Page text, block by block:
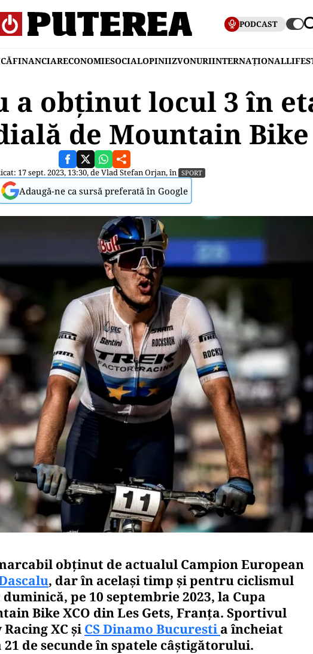
PODCAST
FINANCIARECONOMIESOCIALOPINIIZVONURIINTERNAȚIONAL
a obținut locul 3 în
de Mountain Bike
17 sept. 2023, 13:30, deVlad Stefan Orjan, în SPORT
Adaugă-ne ca sursă preferată în Google
obținut de actualul Campion European
, dar în același timp și pentru ciclismul
pe 10 septembrie 2023, la Cupa
Bike XCO din Les Gets, Franța. Sportivul
XC și CS Dinamo Bucuresti a încheiat
21 de secunde în spatele câștigătorului.